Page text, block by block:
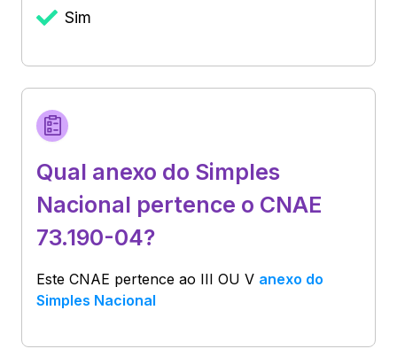
Sim
Qual anexo do Simples
Nacional pertence o CNAE
73.190-04?
Este CNAE pertence ao III OU V anexo do
Simples Nacional